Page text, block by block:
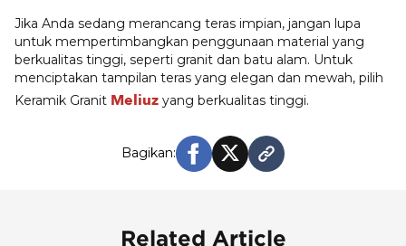
Jika Anda sedang merancang teras impian, jangan lupa
untuk mempertimbangkan penggunaan material yang
berkualitas tinggi, seperti granit dan batu alam. Untuk
menciptakan tampilan teras yang elegan dan mewah, pilih
Keramik Granit Meliuz yang berkualitas tinggi.
Bagikan:
Related Article